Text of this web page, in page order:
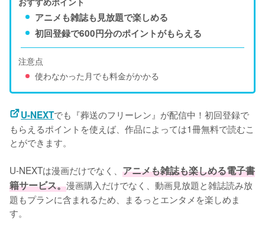
アニメも雑誌も見放題で楽しめる
初回登録で600円分のポイントがもらえる
注意点
使わなかった月でも料金がかかる
U-NEXTでも『葬送のフリーレン』が配信中！初回登録で
もらえるポイントを使えば、作品によっては1冊無料で読むこ
とができます。
U-NEXTは漫画だけでなく、 アニメも雑誌も楽しめる電子書
籍サービス。漫画購入だけでなく、動画見放題と雑誌読み放
題もプランに含まれるため、まるっとエンタメを楽しめま
す。